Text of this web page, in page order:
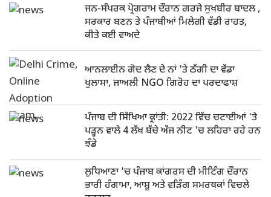
ਜਨ-ਸੰਪਰਕ ਪ੍ਰੋਗਰਾਮ ਦੌਰਾਨ ਗਰਜੇ ਸੁਖਬੀਰ ਬਾਦਲ ,
ਸਰਕਾਰ ਬਣਨ ਤੇ ਪੰਜਾਬੀਆਂ ਮਿਲੇਗੀ ਵੱਡੀ ਰਾਹਤ,
ਕੀਤੇ ਕਈ ਵਾਅਦੇ
ਆਨਲਾਈਨ ਗੋਦ ਲੈਣ ਦੇ ਨਾਂ 'ਤੇ ਠੱਗੀ ਦਾ ਵੱਡਾ
ਖੁਲਾਸਾ, ਜਾਅਲੀ NGO ਗਿਰੋਹ ਦਾ ਪਰਦਾਫਾਸ਼
ਪੰਜਾਬ ਦੀ ਸਿੱਖਿਆ ਕ੍ਰਾਂਤੀ: 2022 ਵਿੱਚ ਚਟਾਈਆਂ 'ਤੇ
ਪੜ੍ਹਨ ਵਾਲੇ 4 ਲੱਖ ਬੱਚੇ ਅੱਜ ਨੀਟ 'ਚ ਲਹਿਰਾ ਰਹੇ ਹਨ
ਝੰਡੇ
ਲੁਧਿਆਣਾ 'ਚ ਪੰਜਾਬ ਕਾਂਗਰਸ ਦੀ ਮੀਟਿੰਗ ਦੌਰਾਨ
ਭਾਰੀ ਹੰਗਾਮਾ, ਆਸ਼ੂ ਅਤੇ ਵੜਿੰਗ ਸਮਰਥਕਾਂ ਵਿਚਲੇ